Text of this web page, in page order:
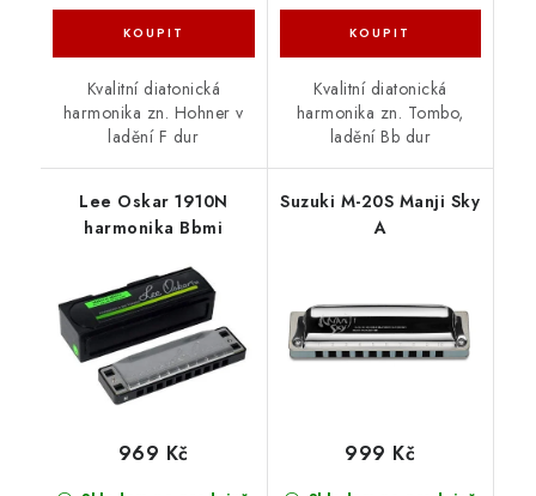
Kvalitní diatonická
harmonika zn. Hohner v
ladění F dur
Kvalitní diatonická
harmonika zn. Tombo,
ladění Bb dur
Lee Oskar 1910N
harmonika Bbmi
969 Kč
Suzuki M-20S Manji Sky
A
999 Kč